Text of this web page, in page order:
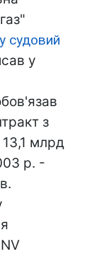
судовий
у
з
13,1 млрд
р. -